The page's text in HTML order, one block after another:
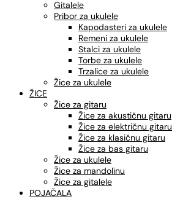
Gitalele
Pribor za ukulele
Kapodasteri za ukulele
Remeni za ukulele
Stalci za ukulele
Torbe za ukulele
Trzalice za ukulele
Žice za ukulele
ŽICE
Žice za gitaru
Žice za akustičnu gitaru
Žice za električnu gitaru
Žice za klasičnu gitaru
Žice za bas gitaru
Žice za ukulele
Žice za mandolinu
Žice za gitalele
POJAČALA